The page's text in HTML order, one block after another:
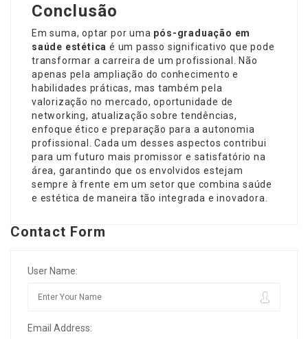
Conclusão
Em suma, optar por uma pós-graduação em
saúde estética é um passo significativo que pode
transformar a carreira de um profissional. Não
apenas pela ampliação do conhecimento e
habilidades práticas, mas também pela
valorização no mercado, oportunidade de
networking, atualização sobre tendências,
enfoque ético e preparação para a autonomia
profissional. Cada um desses aspectos contribui
para um futuro mais promissor e satisfatório na
área, garantindo que os envolvidos estejam
sempre à frente em um setor que combina saúde
e estética de maneira tão integrada e inovadora.
Contact Form
User Name:
Email Address: